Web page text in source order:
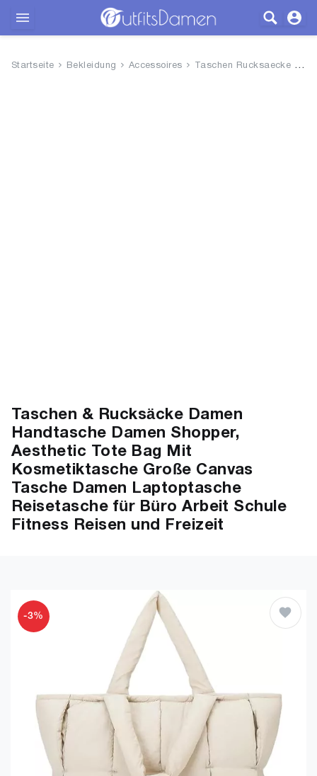
Startseite Bekleidung Accessoires Taschen Rucksaecke
Taschen & Rucksäcke Damen
Handtasche Damen Shopper,
Aesthetic Tote Bag Mit
Kosmetiktasche Große Canvas
Tasche Damen Laptoptasche
Reisetasche für Büro Arbeit Schule
Fitness Reisen und Freizeit
-3%